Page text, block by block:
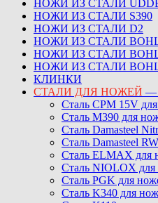
НОЖИ ИЗ СТАЛИ
НОЖИ ИЗ СТАЛИ S390
НОЖИ ИЗ СТАЛИ D2
НОЖИ ИЗ СТАЛИ
НОЖИ ИЗ СТАЛИ
НОЖИ ИЗ СТАЛИ
КЛИНКИ
СТАЛИ ДЛЯ НОЖЕЙ —
Сталь CPM 15V
Сталь M390 для
Сталь Damasteel
Сталь Damasteel
Сталь ELMAX для
Сталь NIOLOX для
Сталь PGK для
Сталь K340 для